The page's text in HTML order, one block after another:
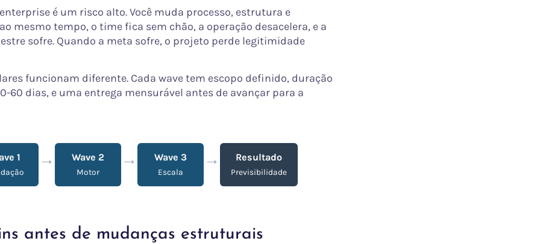
é um risco alto. Você muda processo, estrutura e
mesmo tempo, o time fica sem chão, a operação desacelera, e a
sofre. Quando a meta sofre, o projeto perde legitimidade
funcionam diferente. Cada wave tem escopo definido, duração
60 dias, e uma entrega mensurável antes de avançar para a
1 → Wave 2
Motor
→ Wave 3
Escala
→ Resultado
Previsibilidade
antes de mudanças estruturais